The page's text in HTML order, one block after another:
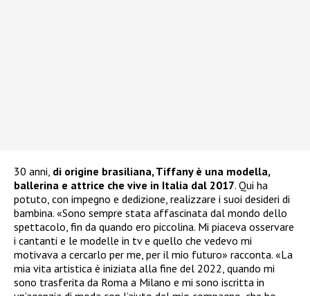
30 anni, di origine brasiliana, Tiffany è una modella,
ballerina e attrice che vive in Italia dal 2017. Qui ha
potuto, con impegno e dedizione, realizzare i suoi desideri di
bambina. «Sono sempre stata affascinata dal mondo dello
spettacolo, fin da quando ero piccolina. Mi piaceva osservare
i cantanti e le modelle in tv e quello che vedevo mi
motivava a cercarlo per me, per il mio futuro» racconta. «La
mia vita artistica è iniziata alla fine del 2022, quando mi
sono trasferita da Roma a Milano e mi sono iscritta in